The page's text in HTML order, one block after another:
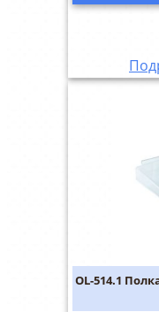
OL-514.1